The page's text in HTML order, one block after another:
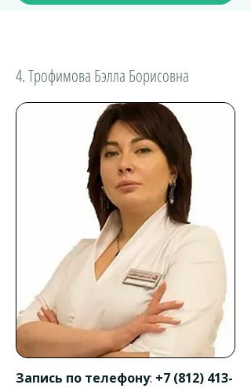
4. Трофимова Бэлла Борисовна
Запись по телефону: +7 (812) 413-